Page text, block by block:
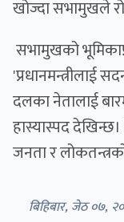
खोज्दा सभामुखले
सभामुखको
'प्रधानमन्त्रीलाई
दलका नेतालाई
हास्यास्पद
जनता र
बिहिबार, जेठ ०७,